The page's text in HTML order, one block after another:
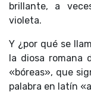
brillante, a
violeta.
Y ¿por qué se
la diosa romana
«bóreas», que
palabra en latín